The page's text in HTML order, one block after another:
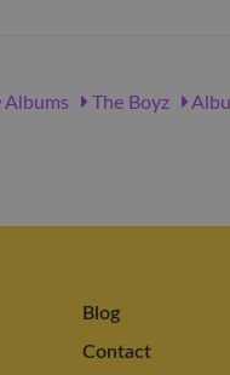
Albums The Boyz
Blog
Contact